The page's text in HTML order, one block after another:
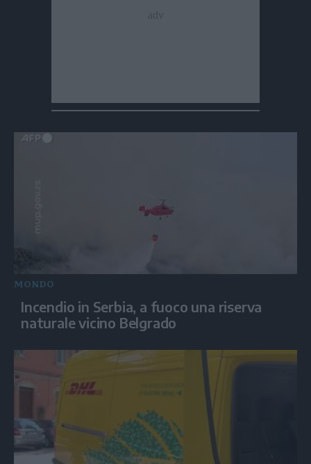
MONDO
Incendio in Serbia, a fuoco una riserva
naturale vicino Belgrado